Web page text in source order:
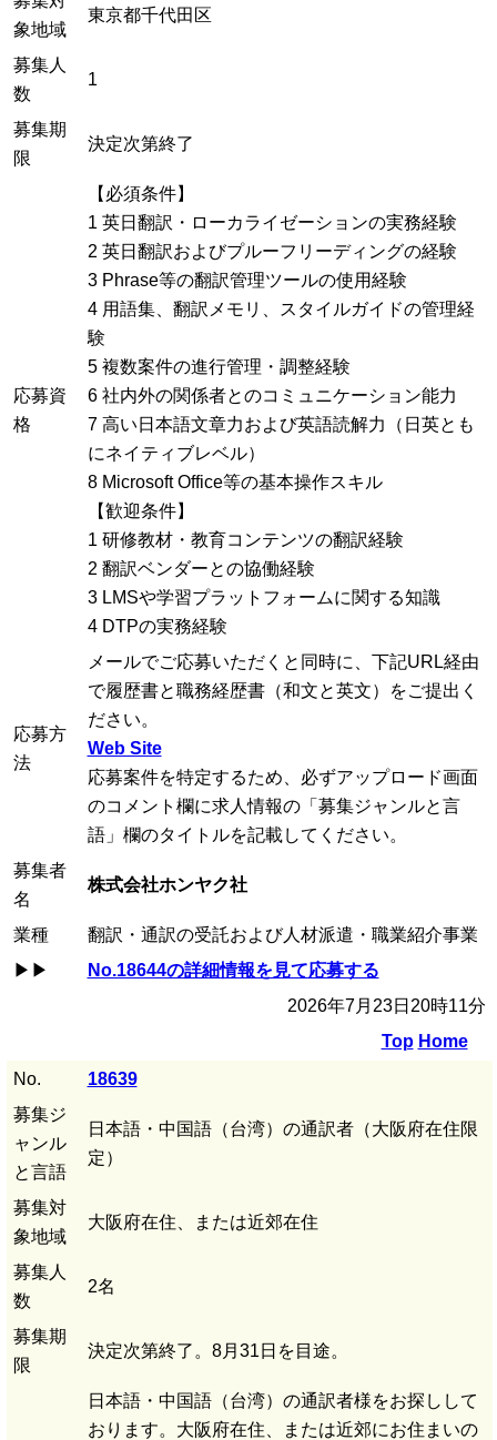
象地域
東京都千代田区
募集人
数
1
募集期
限
決定次第終了
応募資
格
【必須条件】
1 英日翻訳・ローカライゼーションの実務経験
2 英日翻訳およびプルーフリーディングの経験
3 Phrase等の翻訳管理ツールの使用経験
4 用語集、翻訳メモリ、スタイルガイドの管理経
験
5 複数案件の進行管理・調整経験
6 社内外の関係者とのコミュニケーション能力
7 高い日本語文章力および英語読解力（日英とも
にネイティブレベル）
8 Microsoft Office等の基本操作スキル
【歓迎条件】
1 研修教材・教育コンテンツの翻訳経験
2 翻訳ベンダーとの協働経験
3 LMSや学習プラットフォームに関する知識
4 DTPの実務経験
応募方
法
メールでご応募いただくと同時に、下記URL経由
で履歴書と職務経歴書（和文と英文）をご提出く
ださい。
Web Site
応募案件を特定するため、必ずアップロード画面
のコメント欄に求人情報の「募集ジャンルと言
語」欄のタイトルを記載してください。
募集者
名
株式会社ホンヤク社
業種
翻訳・通訳の受託および人材派遣・職業紹介事業
▶▶
No.18644の詳細情報を見て応募する
2026年7月23日20時11分
Top Home
No.
18639
募集ジ
ャンル
と言語
日本語・中国語（台湾）の通訳者（大阪府在住限
定）
募集対
象地域
大阪府在住、または近郊在住
募集人
数
2名
募集期
限
決定次第終了。8月31日を目途。
日本語・中国語（台湾）の通訳者様をお探しして
おります。大阪府在住、または近郊にお住まいの